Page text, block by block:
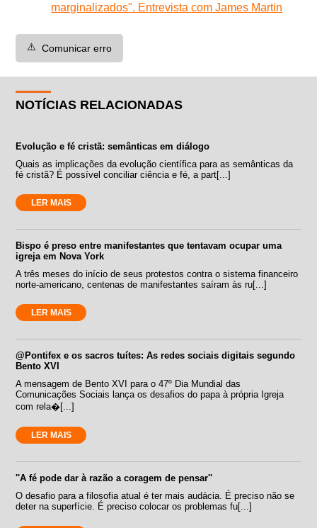
marginalizados". Entrevista com James Martin
⚠️ Comunicar erro
NOTÍCIAS RELACIONADAS
Evolução e fé cristã: semânticas em diálogo
Quais as implicações da evolução científica para as semânticas da
fé cristã? É possível conciliar ciência e fé, a part[...]
LER MAIS
Bispo é preso entre manifestantes que tentavam ocupar uma
igreja em Nova York
A três meses do início de seus protestos contra o sistema financeiro
norte-americano, centenas de manifestantes saíram às ru[...]
LER MAIS
@Pontifex e os sacros tuítes: As redes sociais digitais segundo
Bento XVI
A mensagem de Bento XVI para o 47º Dia Mundial das
Comunicações Sociais lança os desafios do papa à própria Igreja
com rela�[...]
LER MAIS
''A fé pode dar à razão a coragem de pensar''
O desafio para a filosofia atual é ter mais audácia. É preciso não se
deter na superfície. É preciso colocar os problemas fu[...]